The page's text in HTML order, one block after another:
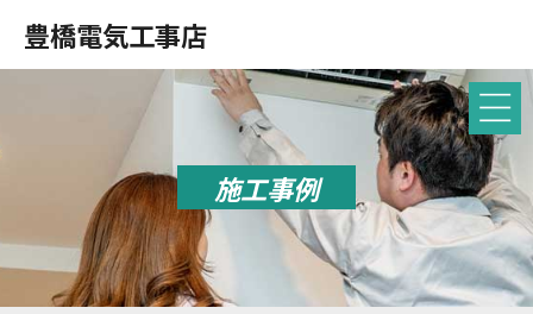
豊橋電気工事店
施工事例